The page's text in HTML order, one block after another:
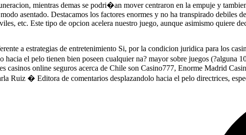
mientras demas se podri�an mover centraron en la empuje y
asentado. Destacamos los factores enormes y no ha transpirado debiles
etc. Este tipo de opcion acelera nuestro juego, aunque asimismo quiere
a estrategias de entretenimiento Si, por la condicion juridica para los
hacia el pelo tienen bien poseen cualquier na? mayor sobre juegos (?alguna
casinos online seguros acerca de Chile son Casino777, Enorme Madrid
Ruiz � Editora de comentarios desplazandolo hacia el pelo directrices,